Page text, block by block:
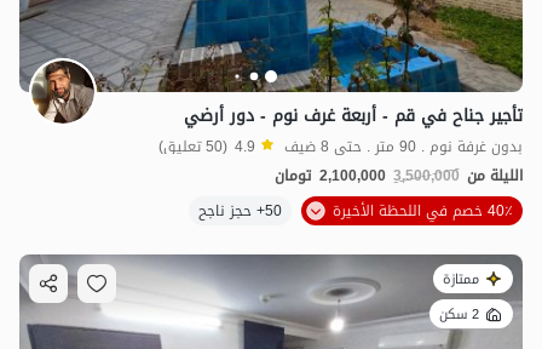
تأجير جناح في قم - أربعة غرف نوم - دور أرضي
بدون غرفة نوم . 90 متر . حتى 8 ضيف 4.9 (50 تعليق)
الليلة من 3,500,000
2,100,000 تومان
40٪ خصم في اللحظة الأخيرة
50+ حجز ناجح
ممتازة
2 سكن